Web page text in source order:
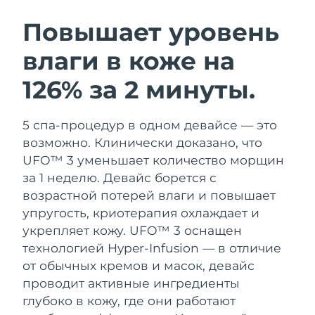
Повышает уровень
влаги в коже на
126% за 2 минуты.
5 спа-процедур в одном девайсе — это
возможно. Клинически доказано, что
UFO™ 3 уменьшает количество морщин
за 1 неделю. Девайс борется с
возрастной потерей влаги и повышает
упругость, криотерапия охлаждает и
укрепляет кожу. UFO™ 3 оснащен
технологией Hyper-Infusion — в отличие
от обычных кремов и масок, девайс
проводит активные ингредиенты
глубоко в кожу, где они работают
Очищение кожи
Anti-aging massage
LUNA™ 4 Plus
Massage, LED heating
LUNA™ 4 Men
For men, anti-aging massage
Лифтинг
Microcurrent toning
BEAR™ 2 go
Microcurrent toning on-the-go
BEAR™ 2 eyes & lips
Microcurrent line smoothing device
Увлажнение
UFO™ 3 набор
Deep facial hydration
UFO™ 3 LED
Near-infrared and red light therapy
device
Забота о полости рта
issa™ 4
Hybrid silicone sonic toothbrush
issa™ 4 plus
Smart hybrid silicone sonic toothbrush
FAQ™ АНТИВОЗРАСТНОЙ УХОД
Омоложение LED-процедуры
NEW
Австралия
Ожидаемая дата доставки
Ожидаемая дата доставки
Бахрейн
Ожидаемая дата доставки
Бельгия
Ожидаемая дата доставки
09/08/2026
Бермудские о-ва
Ожидаемая дата доставки
15/08/2026
Босния и
Герцеговина
Ожидаемая дата доставки